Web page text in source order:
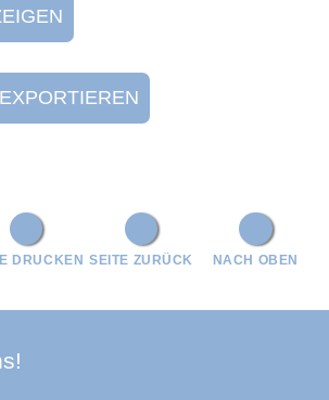
NACH OBEN
SEITE ZURÜCK
DRUCKEN